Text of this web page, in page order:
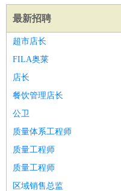
最新招聘
超市店长
FILA奥莱
店长
餐饮管理店长
公卫
质量体系工程师
质量工程师
质量工程师
区域销售总监